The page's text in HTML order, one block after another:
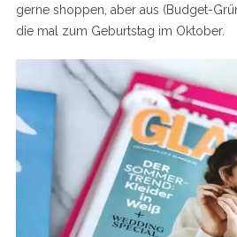
gerne shoppen, aber aus (Budget-
die mal zum Geburtstag im Oktober.